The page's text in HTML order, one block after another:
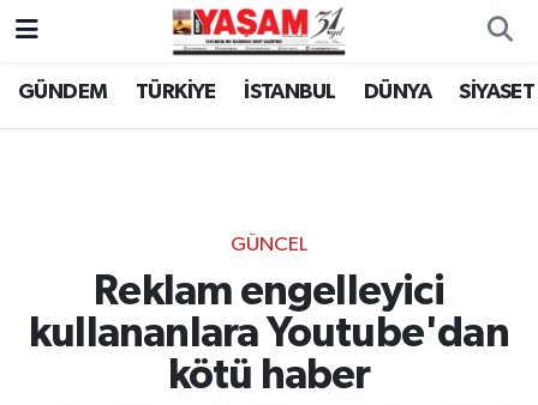
GÜNDEM TÜRKİYE İSTANBUL DÜNYA SİYASET
GÜNCEL
Reklam engelleyici
kullananlara Youtube'dan
kötü haber